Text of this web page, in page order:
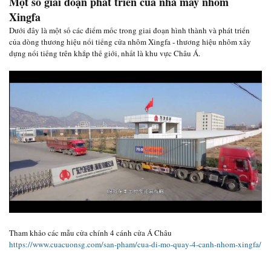
Xingfa
Dưới đây là một số các điểm mốc trong giai đoạn hình thành và phát triển
của dòng thương hiệu nổi tiếng cửa nhôm Xingfa - thương hiệu nhôm xây
dựng nổi tiếng trên khắp thế giới, nhất là khu vực Châu Á.
Tham khảo các mẫu cửa chính 4 cánh cửa Á Châu
https://www.cuacuonsg.com/san-pham/cua-di-mo-quay-4-canh-nhom-xingfa/